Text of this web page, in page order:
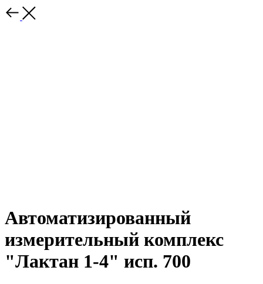
Автоматизированный
измерительный комплекс
"Лактан 1-4" исп. 700